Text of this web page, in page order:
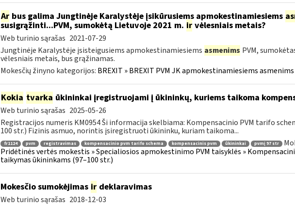
Arbus galima Jungtinėje Karalystėje įsikūrusiems apmokestinamiesiems
susigrąžinti...PVM, sumokėtą Lietuvoje 2021 m. irvėlesniais metais?
Web turinio sąrašas 2021-07-29
Jungtinėje Karalystėje įsisteigusiems apmokestinamiesiems asmenims PVM,
vėlesniais metais, bus grąžinamas.
Mokesčių žinyno kategorijos: BREXIT » BREXIT PVM JK apmokestinamiesiems asmenims
Kokia tvarka ūkininkai įregistruojami į ūkininkų, kuriems taikoma
Web turinio sąrašas 2025-05-26
Registracijos numeris KM0954 Ši informacija skelbiama: Kompensacinio PVM tarifo
100 str.) Fizinis asmuo, norintis įsiregistruoti ūkininku, kuriam taikoma...
fr1124 pvm registravimas kompensacinio pvm tarifo schema kompensacinis pvm ūkininkai pvmį 97 str
Pridėtinės vertės mokestis » Specialiosios apmokestinimo PVM taisyklės »
taikymas ūkininkams (97–100 str.)
Mokesčio sumokėjimas irdeklaravimas
Web turinio sąrašas 2018-12-03